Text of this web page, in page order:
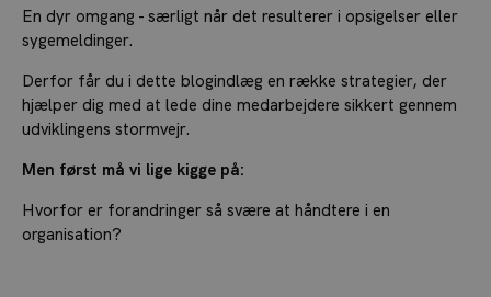
En dyr omgang - særligt når det resulterer i opsigelser eller
sygemeldinger.
Derfor får du i dette blogindlæg en række strategier, der
hjælper dig med at lede dine medarbejdere sikkert gennem
udviklingens stormvejr.
Men først må vi lige kigge på:
Hvorfor er forandringer så svære at håndtere i en
organisation?